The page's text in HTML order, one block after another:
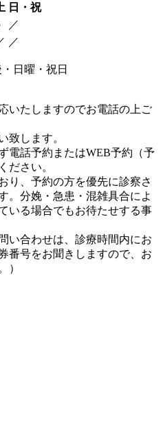
日・祝
／
／
日曜・祝日
いたしますのでお電話の上ご
致します。
電話予約またはWEB予約（予
ださい。
り、予約の方を優先に診察さ
。分娩・急患・混雑具合によ
いる場合でもお待たせする事
い合わせは、診療時間内にお
番号をお聞きしますので、お
）